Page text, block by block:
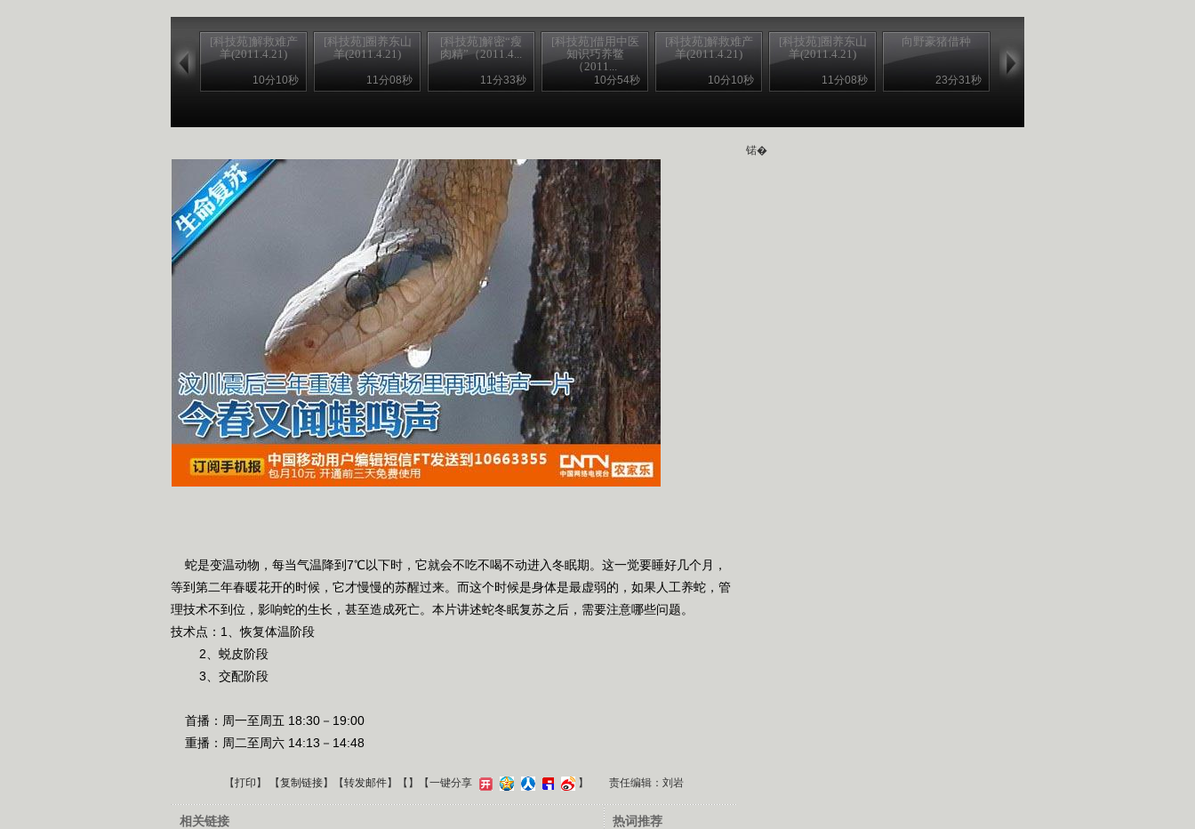
[科技苑]解救难产
羊(2011.4.21)
10分10秒
[科技苑]圈养东山
羊(2011.4.21)
11分08秒
[科技苑]解密“瘦
肉精”（2011.4...
11分33秒
[科技苑]借用中医
知识巧养鳖
（2011...
10分54秒
[科技苑]解救难产
羊(2011.4.21)
10分10秒
[科技苑]圈养东山
羊(2011.4.21)
11分08秒
向野豪猪借种
23分31秒
锘�
蛇是变温动物，每当气温降到7℃以下时，它就会不吃不喝不动进入冬眠期。这一觉要睡好几个月，
等到第二年春暖花开的时候，它才慢慢的苏醒过来。而这个时候是身体是最虚弱的，如果人工养蛇，管
理技术不到位，影响蛇的生长，甚至造成死亡。本片讲述蛇冬眠复苏之后，需要注意哪些问题。
技术点：1、恢复体温阶段
2、蜕皮阶段
3、交配阶段
首播：周一至周五 18:30－19:00
重播：周二至周六 14:13－14:48
【打印 】 【复制链接】【转发邮件】【 】 【一键分享 】 责任编辑：刘岩
相关链接
热词推荐